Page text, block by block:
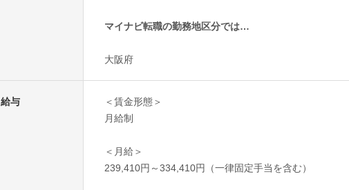
マイナビ転職の勤務地区分では…
大阪府
給与
＜賃金形態＞
月給制
＜月給＞
239,410円～334,410円（一律固定手当を含む）